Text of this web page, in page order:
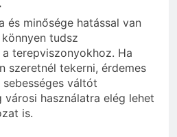
és minősége hatással van
tudsz
terepviszonyokhoz. Ha
szeretnél tekerni, érdemes
sebességes váltót
városi használatra elég lehet
is.